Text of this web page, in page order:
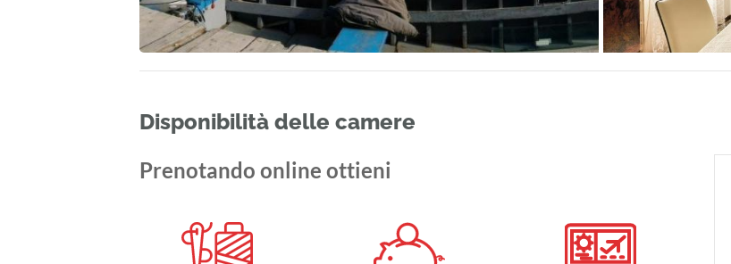
Disponibilità delle camere
Prenotando online ottieni